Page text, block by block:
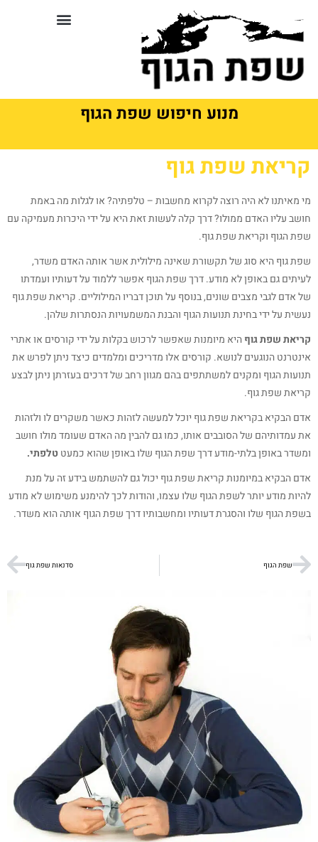
מנוע חיפוש שפת הגוף
קריאת שפת גוף
מי מאיתנו לא היה רוצה לקרוא מחשבות – טלפתיה? או לגלות מה באמת
חושב עליו האדם ממולו? דרך קלה לעשות זאת היא על ידי היכרות מעמיקה עם
שפת הגוף וקריאת שפת גוף.
שפת גוף היא סוג של תקשורת שאינה מילולית אשר אותה האדם משדר,
לעיתים גם באופן לא מודע. דרך שפת הגוף אפשר ללמוד על דעותיו ועמדתו
של אדם לגבי מצבים שונים, בנוסף על תוכן דבריו המילוליים. קריאת שפת גוף
נעשית על ידי בחינת תנועות הגוף והבנת המשמעויות הנסתרות שלהן.
קריאת שפת גוףהיא מיומנות שאפשר לרכוש בקלות על ידי קורסים או אתרי
אינטרנט הנוגעים לנושא. קורסים אלו מדריכים ומלמדים כיצד ניתן לפרש את
תנועות הגוף ומקנים למשתתפים בהם מגוון רחב של דרכים בעזרתן ניתן לבצע
קריאת שפת גוף.
אדם הבקיא בקריאת שפת גוף יוכל למעשה לזהות כאשר משקרים לו ולזהות
את עמדותיהם של הסובבים אותו, כמו גם להבין מה האדם שעומד מולו חושב
ומשדר באופן בלתי-מודע דרך שפת הגוף שלו באופן שהוא כמעטטלפתי.
אדם הבקיא במיומנות קריאת שפת גוף יכול גם להשתמש בידע זה על מנת
להיות מודע יותר לשפת הגוף שלו עצמו, והודות לכך להימנע משימוש לא מודע
בשפת הגוף שלו והסגרת דעותיו ומחשבותיו דרך שפת הגוף אותה הוא משדר.
שפת הגוף סדנאות שפת גוף